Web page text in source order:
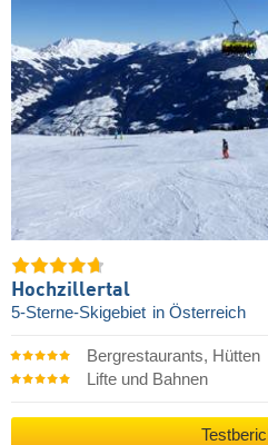
Hochzillertal
5-Sterne-Skigebiet in Österreich
Bergrestaurants, Hütten
Lifte und Bahnen